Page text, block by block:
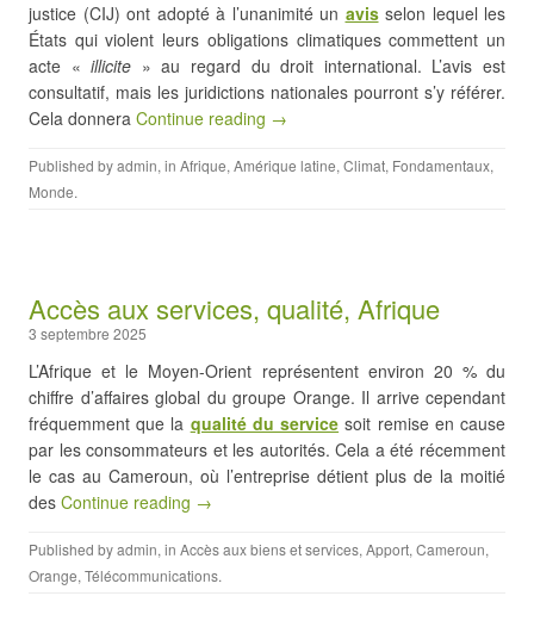
justice (CIJ) ont adopté à l’unanimité un avisselon lequel les
États qui violent leurs obligations climatiques commettent un
acte «illicite » au regard du droit international. L’avis est
consultatif, mais les juridictions nationales pourront s’y référer.
Cela donnera Continue reading →
Published byadmin, in Afrique, Amérique latine, Climat, Fondamentaux,
Monde.
Accès aux services, qualité, Afrique
3 septembre 2025
L’Afrique et le Moyen-Orient représentent environ 20 % du
chiffre d’affaires global du groupe Orange. Il arrive cependant
fréquemment que la qualité du service soit remise en cause
par les consommateurs et les autorités. Cela a été récemment
le cas au Cameroun, où l’entreprise détient plus de la moitié
des Continue reading →
Published byadmin, in Accès aux biens et services, Apport, Cameroun,
Orange, Télécommunications.